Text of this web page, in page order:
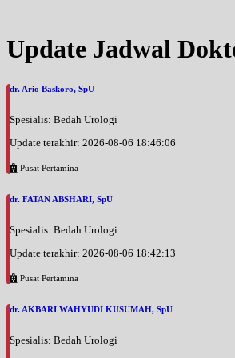
Update Jadwal
dr. Ario Baskoro, SpU
Spesialis: Bedah Urologi
Update terakhir: 2026-08-06 18:46:06
Pusat Pertamina
dr. FATAN ABSHARI, SpU
Spesialis: Bedah Urologi
Update terakhir: 2026-08-06 18:42:13
Pusat Pertamina
dr. AKBARI WAHYUDI KUSUMAH, SpU
Spesialis: Bedah Urologi